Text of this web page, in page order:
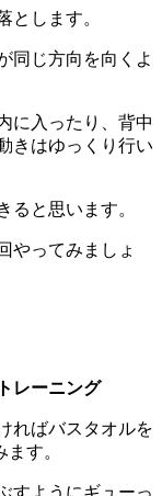
とします。
同じ方向を向くよ
に入ったり、背中
きはゆっくり行い
ると思います。
やってみましょ
レーニング
ればバスタオルを
す。